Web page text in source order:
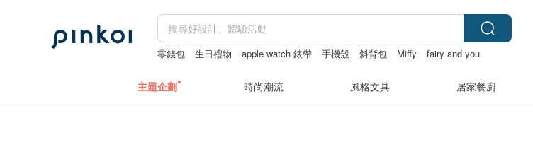
零錢包 生日禮物 apple watch 錶帶 手機殼 斜背包 Miffy
fairy and you
主題企劃 時尚潮流 風格文具 居家餐廚